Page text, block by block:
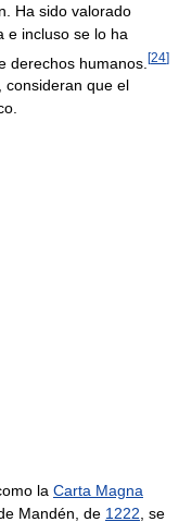
Ha sido valorado
e incluso se lo ha
derechos humanos. [24]
consideran que el
la Carta Magna
Mandén, de 1222, se